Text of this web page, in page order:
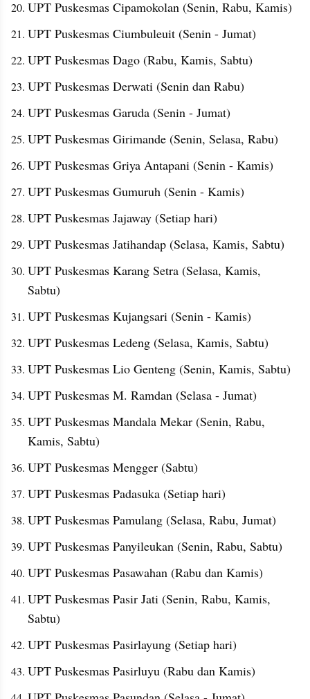
UPT Puskesmas Cipamokolan (Senin, Rabu, Kamis)
UPT Puskesmas Ciumbuleuit (Senin - Jumat)
UPT Puskesmas Dago (Rabu, Kamis, Sabtu)
UPT Puskesmas Derwati (Senin dan Rabu)
UPT Puskesmas Garuda (Senin - Jumat)
UPT Puskesmas Girimande (Senin, Selasa, Rabu)
UPT Puskesmas Griya Antapani (Senin - Kamis)
UPT Puskesmas Gumuruh (Senin - Kamis)
UPT Puskesmas Jajaway (Setiap hari)
UPT Puskesmas Jatihandap (Selasa, Kamis, Sabtu)
UPT Puskesmas Karang Setra (Selasa, Kamis,
Sabtu)
UPT Puskesmas Kujangsari (Senin - Kamis)
UPT Puskesmas Ledeng (Selasa, Kamis, Sabtu)
UPT Puskesmas Lio Genteng (Senin, Kamis, Sabtu)
UPT Puskesmas M. Ramdan (Selasa - Jumat)
UPT Puskesmas Mandala Mekar (Senin, Rabu,
Kamis, Sabtu)
UPT Puskesmas Mengger (Sabtu)
UPT Puskesmas Padasuka (Setiap hari)
UPT Puskesmas Pamulang (Selasa, Rabu, Jumat)
UPT Puskesmas Panyileukan (Senin, Rabu, Sabtu)
UPT Puskesmas Pasawahan (Rabu dan Kamis)
UPT Puskesmas Pasir Jati (Senin, Rabu, Kamis,
Sabtu)
UPT Puskesmas Pasirlayung (Setiap hari)
UPT Puskesmas Pasirluyu (Rabu dan Kamis)